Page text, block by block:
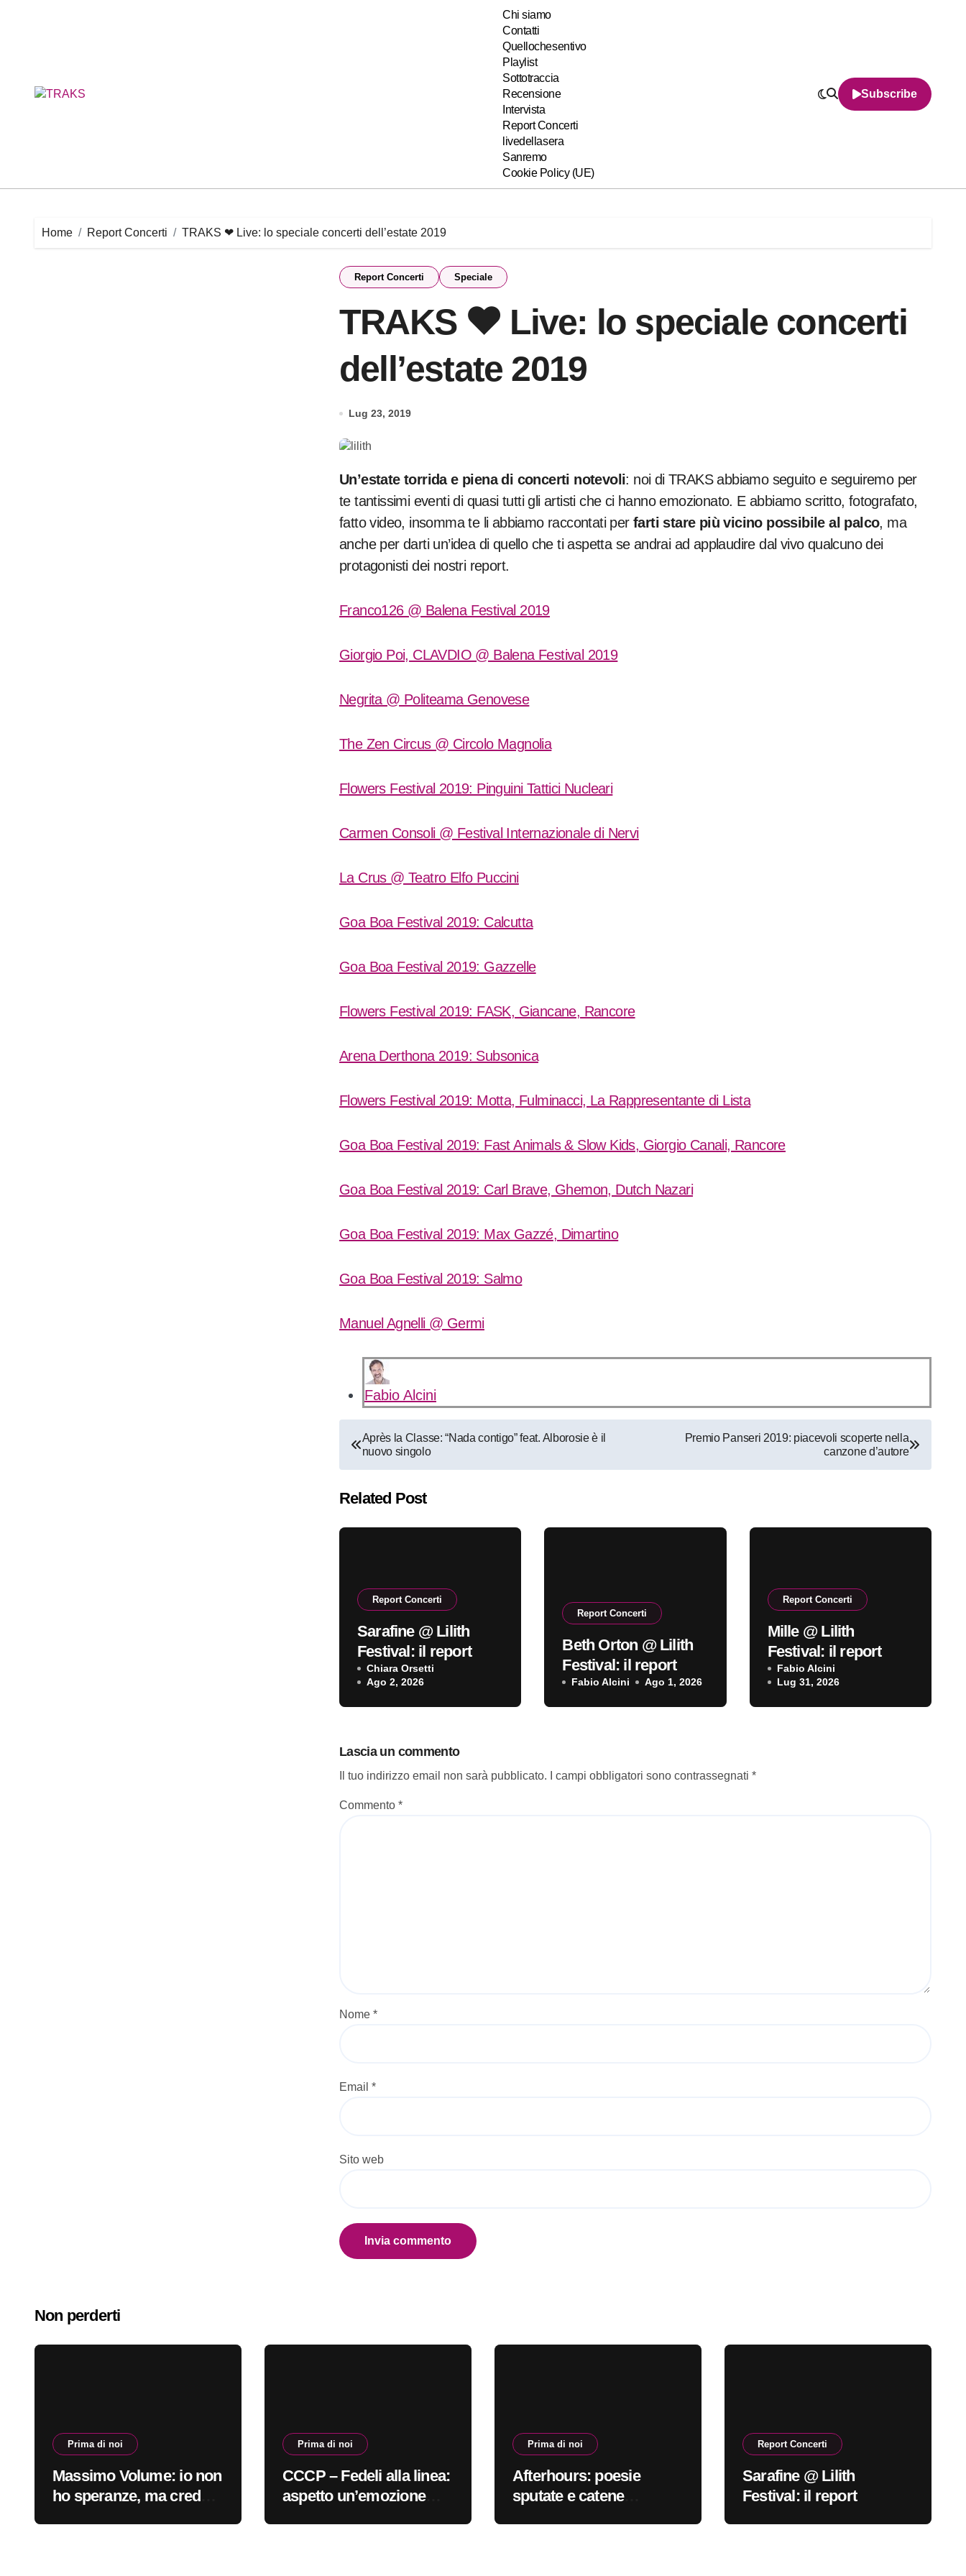
Chi siamo
Contatti
Quellochesentivo
Playlist
Sottotraccia
Recensione
Intervista
Report Concerti
livedellasera
Sanremo
Cookie Policy (UE)
Subscribe
Home Report Concerti TRAKS ❤ Live: lo speciale concerti dell’estate 2019
Report Concerti Speciale
TRAKS ❤ Live: lo speciale concerti
dell’estate 2019
Lug 23, 2019
Un’estate torrida e piena di concerti notevoli: noi di TRAKS abbiamo seguito e seguiremo per
te tantissimi eventi di quasi tutti gli artisti che ci hanno emozionato. E abbiamo scritto, fotografato,
fatto video, insomma te li abbiamo raccontati per farti stare più vicino possibile al palco, ma
anche per darti un’idea di quello che ti aspetta se andrai ad applaudire dal vivo qualcuno dei
protagonisti dei nostri report.
Franco126 @ Balena Festival 2019
Giorgio Poi, CLAVDIO @ Balena Festival 2019
Negrita @ Politeama Genovese
The Zen Circus @ Circolo Magnolia
Flowers Festival 2019: Pinguini Tattici Nucleari
Carmen Consoli @ Festival Internazionale di Nervi
La Crus @ Teatro Elfo Puccini
Goa Boa Festival 2019: Calcutta
Goa Boa Festival 2019: Gazzelle
Flowers Festival 2019: FASK, Giancane, Rancore
Arena Derthona 2019: Subsonica
Flowers Festival 2019: Motta, Fulminacci, La Rappresentante di Lista
Goa Boa Festival 2019: Fast Animals & Slow Kids, Giorgio Canali, Rancore
Goa Boa Festival 2019: Carl Brave, Ghemon, Dutch Nazari
Goa Boa Festival 2019: Max Gazzé, Dimartino
Goa Boa Festival 2019: Salmo
Manuel Agnelli @ Germi
Fabio Alcini
Navigazione
articoli
Après la Classe: “Nada contigo” feat. Alborosie è il
nuovo singolo
Premio Panseri 2019: piacevoli scoperte nella
canzone d’autore
Related Post
Report Concerti
Sarafine @ Lilith
Festival: il report
Chiara Orsetti
Ago 2, 2026
Report Concerti
Beth Orton @ Lilith
Festival: il report
Fabio Alcini Ago 1, 2026
Report Concerti
Mille @ Lilith
Festival: il report
Fabio Alcini
Lug 31, 2026
Lascia un commento
Il tuo indirizzo email non sarà pubblicato. I campi obbligatori sono contrassegnati *
Commento *
Nome *
Email *
Sito web
Non perderti
Prima di noi
Massimo Volume: io non
ho speranze, ma credo
Prima di noi
CCCP – Fedeli alla linea:
aspetto un’emozione
Prima di noi
Afterhours: poesie
sputate e catene
Report Concerti
Sarafine @ Lilith
Festival: il report